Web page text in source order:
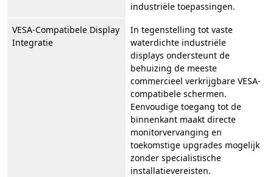
industriële toepassingen.
VESA-Compatibele Display
Integratie
In tegenstelling tot vaste
waterdichte industriële
displays ondersteunt de
behuizing de meeste
commercieel verkrijgbare VESA-
compatibele schermen.
Eenvoudige toegang tot de
binnenkant maakt directe
monitorvervanging en
toekomstige upgrades mogelijk
zonder specialistische
installatievereisten.